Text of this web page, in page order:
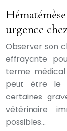
urgence
Observer son
effrayante
terme
peut être le
certaines
vétérinaire
possibles…